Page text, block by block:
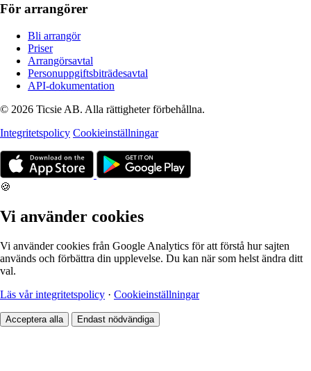
För arrangörer
Bli arrangör
Priser
Arrangörsavtal
Personuppgiftsbiträdesavtal
API-dokumentation
© 2026 Ticsie AB. Alla rättigheter förbehållna.
Integritetspolicy Cookieinställningar
🍪
Vi använder cookies
Vi använder cookies från Google Analytics för att förstå hur sajten
används och förbättra din upplevelse. Du kan när som helst ändra ditt
val.
Läs vår integritetspolicy · Cookieinställningar
Acceptera alla Endast nödvändiga